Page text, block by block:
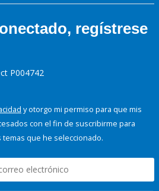
regístrese
P004742
y otorgo mi permiso para que mis
con el fin de suscribirme para
que he seleccionado.